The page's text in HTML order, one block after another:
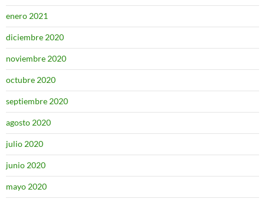
enero 2021
diciembre 2020
noviembre 2020
octubre 2020
septiembre 2020
agosto 2020
julio 2020
junio 2020
mayo 2020